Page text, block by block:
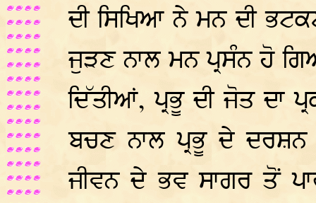
ਦੀ ਸਿਖਿਆ ਨੇ ਮਨ ਦੀ
ਜੁੜਣ ਨਾਲ ਮਨ ਪ੍ਰਸੰਨ ਹੋ
ਦਿੱਤੀਆਂ, ਪ੍ਰਭੂ ਦੀ ਜੋਤ ਦਾ
ਬਚਣ ਨਾਲ ਪ੍ਰਭੂ ਦੇ
ਜੀਵਨ ਦੇ ਭਵ ਸਾਗਰ ਤੋਂ